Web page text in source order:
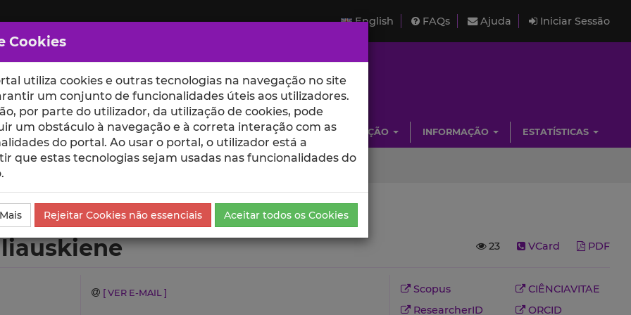
English FAQs Ajuda Iniciar Sessão
ESCOLAS UNIDADES INVESTIGAÇÃO INFORMAÇÃO ESTATÍSTICAS
Produções Científicas e Citações
23 VCard PDF
[ VER E-MAIL ] Scopus
CIÊNCIAVITAE
ResearcherID
ORCID
Cookies
utiliza cookies e outras tecnologias na navegação no site
um conjunto de funcionalidades úteis aos utilizadores.
por parte do utilizador, da utilização de cookies, pode
um obstáculo à navegação e à correta interação com as
do portal. Ao usar o portal, o utilizador está a
que estas tecnologias sejam usadas nas funcionalidades do
Rejeitar Cookies não essenciais Aceitar todos os Cookies